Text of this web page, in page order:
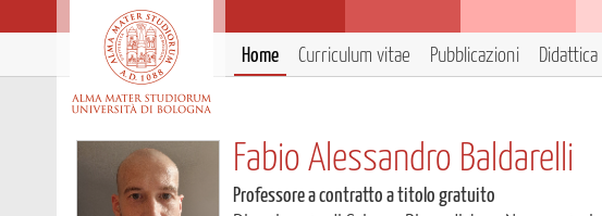
Home Curriculum vitae Pubblicazioni Didattica
Fabio Alessandro Baldarelli
Professore a contratto a titolo gratuito